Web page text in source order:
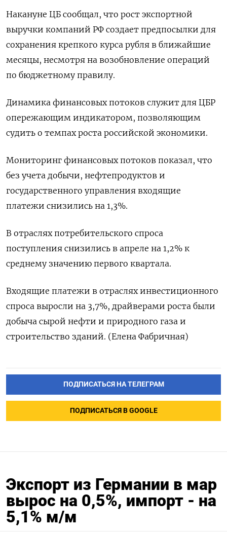
Накануне ЦБ сообщал, что рост экспортной
выручки компаний РФ создает предпосылки для
сохранения крепкого курса рубля в ближайшие
месяцы, несмотря на возобновление операций
по бюджетному правилу.
Динамика финансовых потоков служит для ЦБР
опережающим индикатором, позволяющим ​
судить о темпах роста ⁠российской экономики.
Мониторинг финансовых потоков показал, что
без учета добычи, нефтепродуктов и
государственного управления входящие
платежи снизились ‌на 1,3%.
В отраслях потребительского спроса
поступления снизились в апреле на 1,2% ‌к
среднему значению первого квартала.
Входящие платежи в отраслях инвестиционного
спроса ​выросли на 3,7%, драйверами роста были
добыча сырой нефти ‌и природного газа и
строительство зданий. (Елена Фабричная)
ПОДПИСАТЬСЯ НА ТЕЛЕГРАМ
ПОДПИСАТЬСЯ В GOOGLE
Экспорт из Германии в мар
вырос на 0,5%, импорт - на
5,1% м/м